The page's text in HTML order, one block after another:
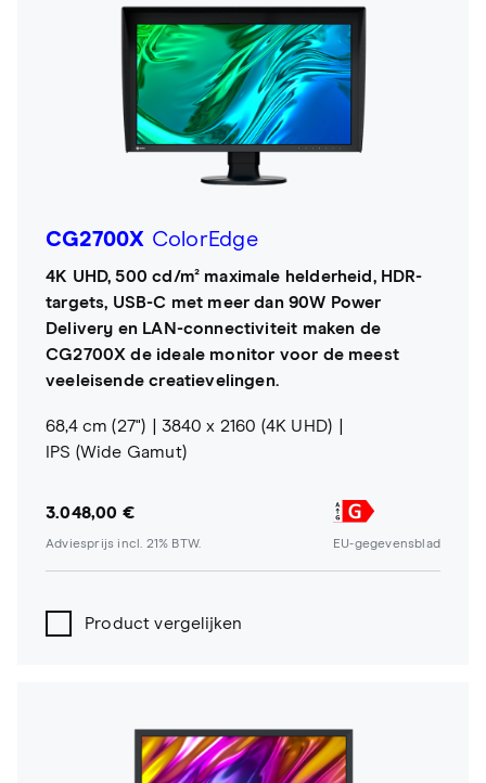
CG2700X ColorEdge
4K UHD, 500 cd/m² maximale helderheid, HDR-
targets, USB-C met meer dan 90W Power
Delivery en LAN-connectiviteit maken de
CG2700X de ideale monitor voor de meest
veeleisende creatievelingen.
68,4 cm (27")
3840 x 2160 (4K UHD)
IPS (Wide Gamut)
3.048,00 €
Adviesprijs incl. 21% BTW. EU-gegevensblad
Product vergelijken